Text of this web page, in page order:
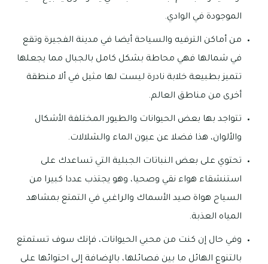
الموجودة في الوادي.
من أماكن الترفيه والسياحة أيضا في مدينة الفجيرة وتقع
في شمالها فهي محاطة بشكل كامل بالجبال مما يجعلها
تتميز بطبيعة خلابة نادرة ليست لها مثيل في ألا منطقة
أخرى من مناطق العالم.
تتواجد بها بعض الحيوانات والطيور المختلفة الأشكال
والألوان، هذا فضلا عن عيون الماء والشلالات.
تحتوي على بعض النباتات الجبلية التي تساعدك على
استنشقاء هواء نقي وصحيا، وهو يجتذب عددا كبيرا من
السياح هواة صيد الأسماك والراغبي في التمتع بمشاهد
المياه العذبة.
وفي حال إن كنت من محبي الحيوانات، فإنك سوف تستمتع
بالتنوع الهائل ما بين فصائلها، بالإضافة إلى احتوائها على